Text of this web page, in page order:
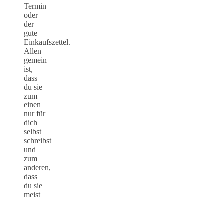
Termin
oder
der
gute
Einkaufszettel.
Allen
gemein
ist,
dass
du sie
zum
einen
nur für
dich
selbst
schreibst
und
zum
anderen,
dass
du sie
meist